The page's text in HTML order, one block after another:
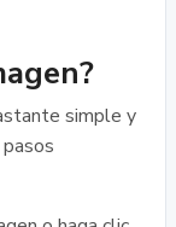
simple y